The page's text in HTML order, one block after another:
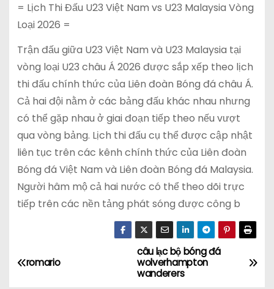
= Lịch Thi Đấu U23 Việt Nam vs U23 Malaysia Vòng
Loại 2026 =
Trận đấu giữa U23 Việt Nam và U23 Malaysia tại
vòng loại U23 châu Á 2026 được sắp xếp theo lịch
thi đấu chính thức của Liên đoàn Bóng đá châu Á.
Cả hai đội nằm ở các bảng đấu khác nhau nhưng
có thể gặp nhau ở giai đoạn tiếp theo nếu vượt
qua vòng bảng. Lịch thi đấu cụ thể được cập nhật
liên tục trên các kênh chính thức của Liên đoàn
Bóng đá Việt Nam và Liên đoàn Bóng đá Malaysia.
Người hâm mộ cả hai nước có thể theo dõi trực
tiếp trên các nền tảng phát sóng được công b
Đ
câu lạc bộ bóng đá
wolverhampton
wanderers
romario